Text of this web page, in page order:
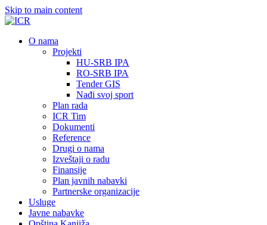
Skip to main content
О nama
Projekti
HU-SRB IPA
RO-SRB IPA
Tender GIS
Nađi svoj sport
Plan rada
ICR Tim
Dokumenti
Reference
Drugi o nama
Izveštaji o radu
Finansije
Plan javnih nabavki
Partnerske organizacije
Usluge
Javne nabavke